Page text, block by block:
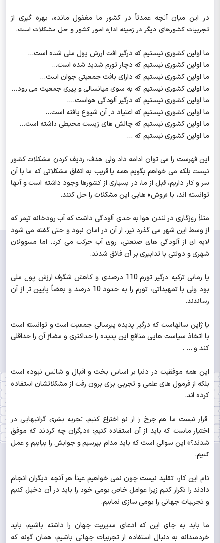
در این میان آنچه عمدتاً در کشور ما مغفول مانده، بهره گیری از
تجربیات کشورهای دیگر در زمینه اداره امور کشور و حل مشکلات است.
ما اولین کشوری نیستیم که درگیر افت ارزش پول ملی شده است...
ما اولین کشوری نیستیم که دچار تورم شدید شده است...
ما اولین کشوری نیستیم که دارای بافت جمعیتی جوان است...
ما اولین کشوری نیستیم که به سوی میانسالی و پیری جمعیت می رود...
ما اولین کشوری نیستیم که درگیر آلودگی هواست....
ما اولین کشوری نیستیم که اعتیاد در آن شیوع یافته است...
ما اولین کشوری نیستیم که چالش های زیست محیطی داشته است...
ما اولین کشوری نیستیم که ...
این فهرست را می توان ادامه داد ولی هدف، ردیف کردن مشکلات کشور
نیست بلکه می خواهم بگویم همه یا قریب به اتفاق مشکلاتی که ما با آن
سر و کار داریم، قبل از ما، در بسیاری از کشورها وجود داشته است و آنها
توانسته اند، با «روش» هایی این مشکلات را حل کنند.
مثلاً روزگاری در لندن هوا به حدی آلودگی داشت که آب رودخانه تیمز که
از وسط این شهر می گذرد نیز، از آن در امان نبود و حتی گفته می شود
لایه ای از آلودگی های صنعتی، روی آب حرکت می کرد. اما مسوولان
شهری و دولتی با تدابیری بر آن فائق شدند.
یا زمانی ترکیه درگیر تورم 110 درصدی و کاهش شگرف ارزش پول ملی
بود ولی با تمهیداتی، تورم را به حدود 10 درصد و بعضاً پایین تر از آن
رساندند.
یا ژاپن سالهاست که درگیر پدیده پیرسالی جمعیت است و توانسته است
با اتخاذ سیاست هایی منافع این پدیده را حداکثری و مضارّ آن را حداقلی
کند و ... .
این همه موفقیت در دنیا بر اساس بخت و اقبال و شانس نبوده است
بلکه از فرمول های علمی و تجربی برای برون رفت از مشکلاتشان استفاده
کرده اند.
قرار نیست ما هم چرخ را از نو اختراع کنیم. تجربه بشری گرانبهایی در
اختیار ماست که باید از آن استفاده کنیم: «دیگران چه کردند که موفق
شدند؟» این سوالی است که باید مدام بپرسیم و جوابش را بیابیم و عمل
کنیم.
نام این کار، تقلید نیست چون نمی خواهیم عیناً هر آنچه دیگران انجام
دادند را تکرار کنیم زیرا عوامل خاص بومی خود را باید در آن دخیل کنیم
و تجربیات جهانی را بومی سازی نماییم.
ما باید به جای این که ادعای مدیریت جهان را داشته باشیم، باید
خردمندانه به دنبال استفاده از تجربیات جهانی باشیم، همان گونه که